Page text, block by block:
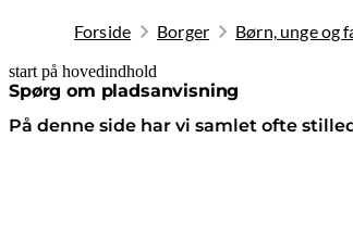
Forside Borger Børn, unge og
start på hovedindhold
Spørg om pladsanvisning
På denne side har vi samlet ofte
senest opdateret 5. august 2026